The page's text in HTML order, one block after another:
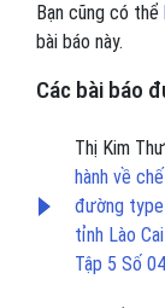
Bạn cũng có thể
bài báo này.
Các bài báo
Thị Kim
hành về
đường
tỉnh Lào
Tập 5 Số